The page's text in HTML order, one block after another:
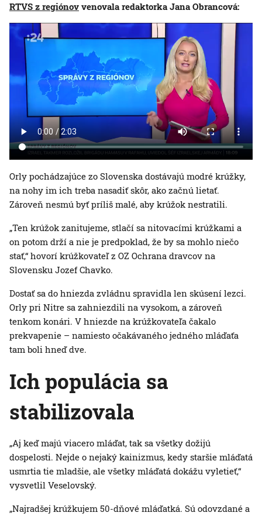
RTVS z regiónov venovala redaktorka Jana Obrancová:
Orly pochádzajúce zo Slovenska dostávajú modré krúžky,
na nohy im ich treba nasadiť skôr, ako začnú lietať.
Zároveň nesmú byť príliš malé, aby krúžok nestratili.
„Ten krúžok zanitujeme, stlačí sa nitovacími krúžkami a
on potom drží a nie je predpoklad, že by sa mohlo niečo
stať,“ hovorí krúžkovateľ z OZ Ochrana dravcov na
Slovensku Jozef Chavko.
Dostať sa do hniezda zvládnu spravidla len skúsení lezci.
Orly pri Nitre sa zahniezdili na vysokom, a zároveň
tenkom konári. V hniezde na krúžkovateľa čakalo
prekvapenie – namiesto očakávaného jedného mláďaťa
tam boli hneď dve.
Ich populácia sa
stabilizovala
„Aj keď majú viacero mláďat, tak sa všetky dožijú
dospelosti. Nejde o nejaký kainizmus, kedy staršie mláďatá
usmrtia tie mladšie, ale všetky mláďatá dokážu vyletieť,“
vysvetlil Veselovský.
„Najradšej krúžkujem 50-dňové mláďatká. Sú odovzdané a